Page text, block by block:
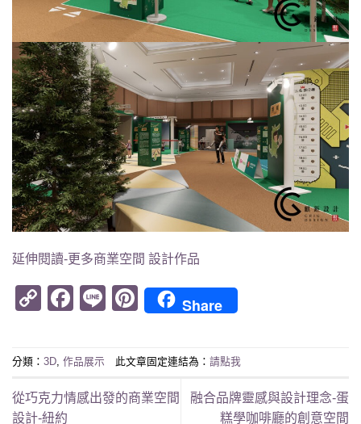
延伸閱讀-更多商業空間 設計作品
CopyFacebook
LinePinterest
Share
分類： 3D 作品展示 此文章固定連結為： 請點我
從巧克力情感出發的商業空間
設計-紐約
融合品牌靈感與設計理念-蛋
糕學咖啡廳的創意空間